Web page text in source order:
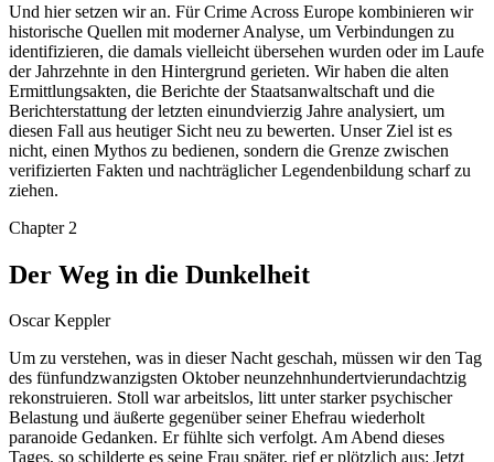
Und hier setzen wir an. Für Crime Across Europe kombinieren wir
historische Quellen mit moderner Analyse, um Verbindungen zu
identifizieren, die damals vielleicht übersehen wurden oder im Laufe
der Jahrzehnte in den Hintergrund gerieten. Wir haben die alten
Ermittlungsakten, die Berichte der Staatsanwaltschaft und die
Berichterstattung der letzten einundvierzig Jahre analysiert, um
diesen Fall aus heutiger Sicht neu zu bewerten. Unser Ziel ist es
nicht, einen Mythos zu bedienen, sondern die Grenze zwischen
verifizierten Fakten und nachträglicher Legendenbildung scharf zu
ziehen.
Chapter 2
Der Weg in die Dunkelheit
Oscar Keppler
Um zu verstehen, was in dieser Nacht geschah, müssen wir den Tag
des fünfundzwanzigsten Oktober neunzehnhundertvierundachtzig
rekonstruieren. Stoll war arbeitslos, litt unter starker psychischer
Belastung und äußerte gegenüber seiner Ehefrau wiederholt
paranoide Gedanken. Er fühlte sich verfolgt. Am Abend dieses
Tages, so schilderte es seine Frau später, rief er plötzlich aus: Jetzt